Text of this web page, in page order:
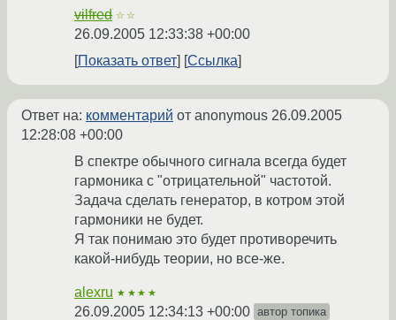
vilfred ☆☆
26.09.2005 12:33:38 +00:00
Показать ответ
Ссылка
Ответ на: комментарий от anonymous 26.09.2005
12:28:08 +00:00
В спектре обычного сигнала всегда будет
гармоника с "отрицательной" частотой.
Задача сделать генератор, в котром этой
гармоники не будет.
Я так понимаю это будет противоречить
какой-нибудь теории, но все-же.
alexru ★★★★
26.09.2005 12:34:13 +00:00 автор топика